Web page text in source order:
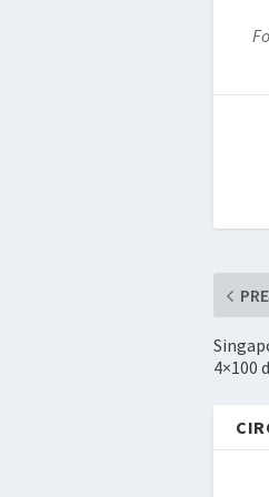
4×100